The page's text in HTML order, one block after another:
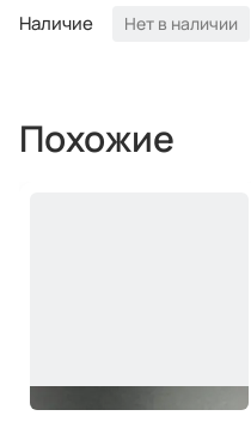
6E51241120
Производитель: PREMARINE
Наличие Нет в наличии
Похожие